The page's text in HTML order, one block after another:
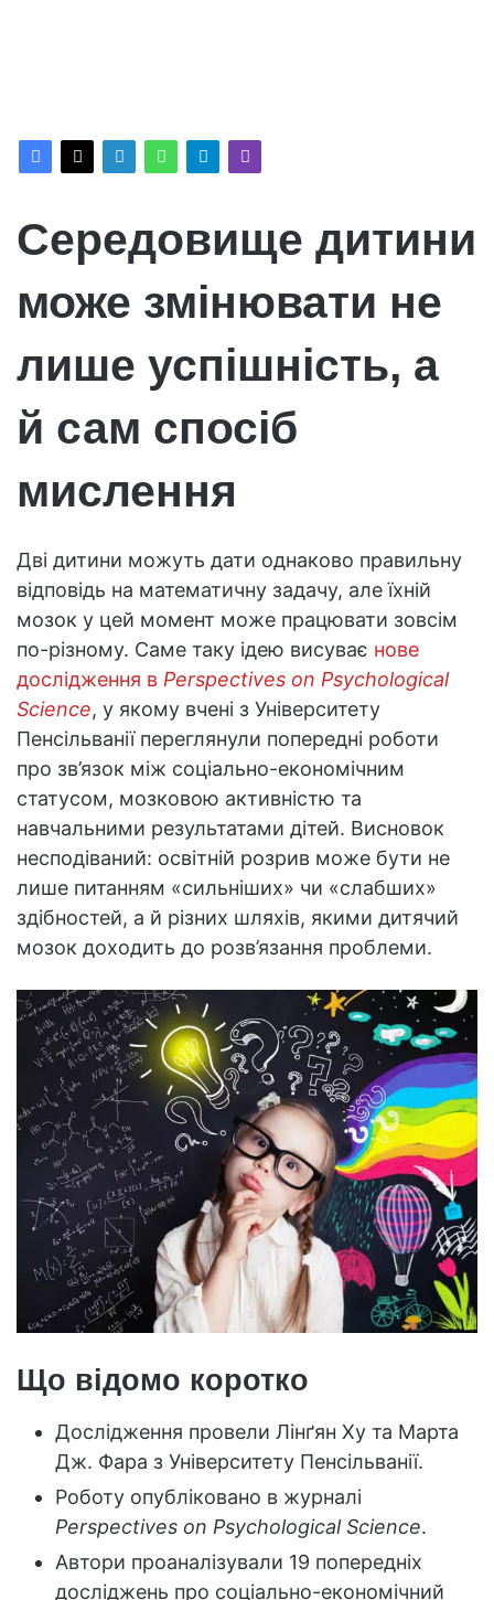
Середовище дитини
може змінювати не
лише успішність, а
й сам спосіб
мислення
Дві дитини можуть дати однаково правильну
відповідь на математичну задачу, але їхній
мозок у цей момент може працювати зовсім
по-різному. Саме таку ідею висуває нове
дослідження в Perspectives on Psychological
Science, у якому вчені з Університету
Пенсільванії переглянули попередні роботи
про зв’язок між соціально-економічним
статусом, мозковою активністю та
навчальними результатами дітей. Висновок
несподіваний: освітній розрив може бути не
лише питанням «сильніших» чи «слабших»
здібностей, а й різних шляхів, якими дитячий
мозок доходить до розв’язання проблеми.
Що відомо коротко
Дослідження провели Лінґян Ху та Марта
Дж. Фара з Університету Пенсільванії.
Роботу опубліковано в журналі
Perspectives on Psychological Science.
Автори проаналізували 19 попередніх
досліджень про соціально-економічний